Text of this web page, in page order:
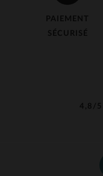
PAIEMENT
SÉCURISÉ
4,8/5